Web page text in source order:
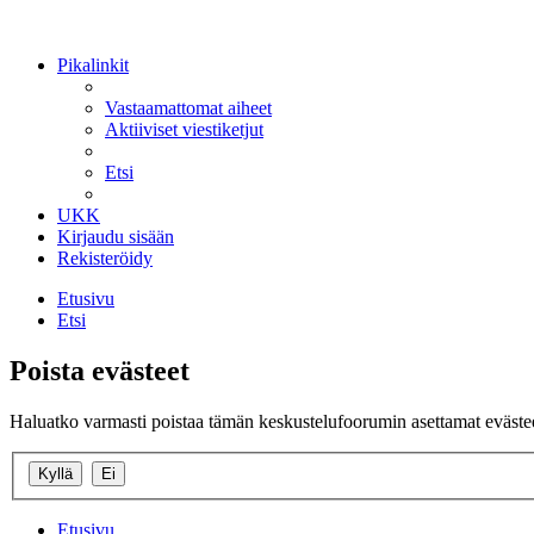
Pikalinkit
Vastaamattomat aiheet
Aktiiviset viestiketjut
Etsi
UKK
Kirjaudu sisään
Rekisteröidy
Etusivu
Etsi
Poista evästeet
Haluatko varmasti poistaa tämän keskustelufoorumin asettamat
Etusivu